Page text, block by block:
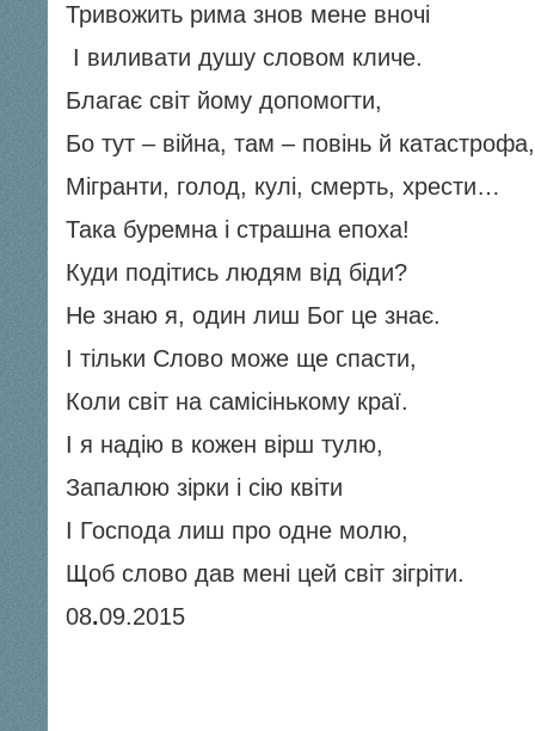
Тривожить рима знов мене вночі
І виливати душу словом кличе.
Благає світ йому допомогти,
Бо тут – війна, там – повінь й катастрофа,
Мігранти, голод, кулі, смерть, хрести…
Така буремна і страшна епоха!
Куди подітись людям від біди?
Не знаю я, один лиш Бог це знає.
І тільки Слово може ще спасти,
Коли світ на самісінькому краї.
І я надію в кожен вірш тулю,
Запалюю зірки і сію квіти
І Господа лиш про одне молю,
Щоб слово дав мені цей світ зігріти.
08.09.2015